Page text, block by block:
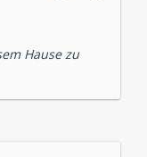
Hause zu